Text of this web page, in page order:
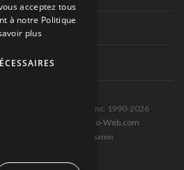
Éditions Pole-Position inc. 1990-2026
par Montréal-Photo-Web.com
et Conditions d’utilisation
acceptez tous
à notre Politique
plus